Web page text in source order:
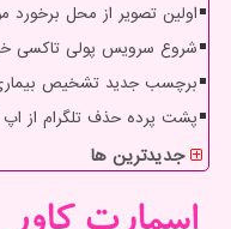
اولین تصویر از محل برخورد
شروع سرویس پولی تاکسی
برچسب جدید تشخیص
پشت پرده حذف تلگرام از اپ
جدیدترین ها